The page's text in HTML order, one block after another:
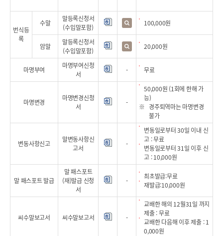
번식등
록
수말
말등록신청서
(수입말포함)
100,000원
암말
말등록신청서
(수입말포함)
20,000원
마명부여
마명부여신청
서
- 무료
마명변경
마명변경신청
서
-
50,000원 (1회에 한해 가
능)
경주퇴역마는 마명변경
불가
변동사항신고
말변동사항신
고서
-
변동일로부터 30일 이내 신
고 : 무료
변동일로부터 31일 이후 신
고 : 10,000원
말 패스포트 발급
말 패스포트
(재)발급 신청
서
-
최초발급:무료
재발급:10,000원
씨수말보고서 씨수말보고서 -
교배한 해의 12월31일 까지
제출 : 무료
교배한 다음해 이후 제출 : 1
0,000원